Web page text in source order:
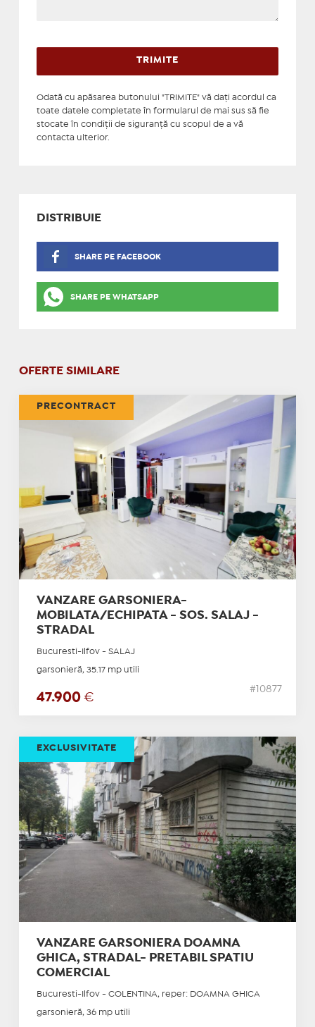
Odată cu apăsarea butonului "TRIMITE" vă daţi acordul ca
toate datele completate în formularul de mai sus să fie
stocate în condiţii de siguranţă cu scopul de a vă
contacta ulterior.
DISTRIBUIE
SHARE PE FACEBOOK
SHARE PE WHATSAPP
OFERTE SIMILARE
VANZARE GARSONIERA-
MOBILATA/ECHIPATA - SOS. SALAJ -
STRADAL
Bucuresti-Ilfov - SALAJ
garsonieră, 35.17 mp utili
47.900 €
#10877
PRECONTRACT
VANZARE GARSONIERA DOAMNA
GHICA, STRADAL- PRETABIL SPATIU
COMERCIAL
Bucuresti-Ilfov - COLENTINA, reper: DOAMNA GHICA
garsonieră, 36 mp utili
EXCLUSIVITATE